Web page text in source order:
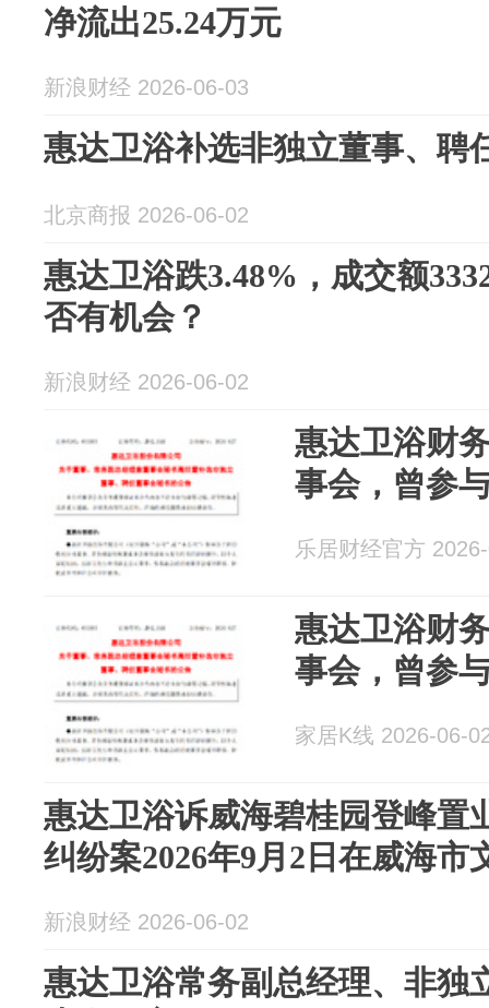
净流出25.24万元
新浪财经 2026-06-03
惠达卫浴补选非独立董事、聘
北京商报 2026-06-02
惠达卫浴跌3.48%，成交额
否有机会？
新浪财经 2026-06-02
惠达卫浴财
事会，曾参
乐居财经官方
惠达卫浴财
事会，曾参
家居K线 2026-06-
惠达卫浴诉威海碧桂园登峰置
纠纷案2026年9月2日在威海市
新浪财经 2026-06-02
惠达卫浴常务副总经理、非独